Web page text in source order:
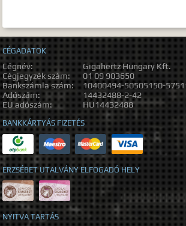
CÉGADATOK
Cégnév:
Gigahertz Hungary Kft.
Cégjegyzék szám:
01 09 903650
Bankszámla szám:
10400494-50505150-
Adószám:
14432488-2-42
EU adószám:
HU14432488
BANKKÁRTYÁS FIZETÉS
ERZSÉBET UTALVÁNY ELFOGADÓ HELY
NYITVA TARTÁS